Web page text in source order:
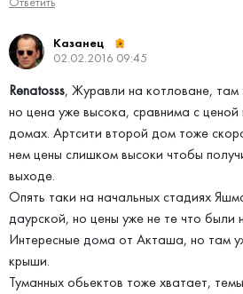
Казанец
02.02.2016 09:45
Renatosss, Журавли на котловане, там
но цена уже высока, сравнима с
домах. Артсити второй дом тоже
нем цены слишком высоки чтобы
выходе.
Опять таки на начальных стадиях
даурской, но цены уже не те что были
Интересные дома от Акташа, но там
крыши.
Туманных обьектов тоже хватает,